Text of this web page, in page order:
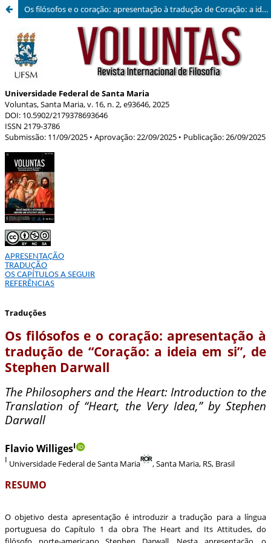
Os filósofos e o coração: apresentação à tradução de Coração: a ideia em si, de Stephen Darwall